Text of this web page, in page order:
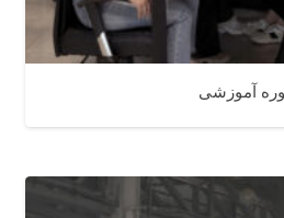
آموزشی